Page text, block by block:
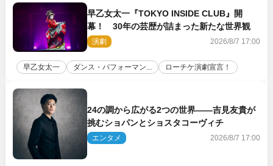
早乙女太一『TOKYO INSIDE CLUB』開
幕！ 30年の芸歴が詰まった新たな世界観
演劇 2026/8/7 17:00
早乙女太一 ダンス・パフォーマン... ローチケ演劇宣言！
24の調から広がる2つの世界――吉見友貴が
挑むショパンとショスタコーヴィチ
エンタメ 2026/8/7 17:00